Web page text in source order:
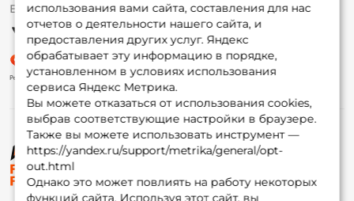
использования вами сайта, составления для нас
отчетов о деятельности нашего сайта, и
предоставления других услуг. Яндекс
обрабатывает эту информацию в порядке,
установленном в условиях использования
сервиса Яндекс Метрика.
Вы можете отказаться от использования cookies,
выбрав соответствующие настройки в браузере.
Также вы можете использовать инструмент —
https://yandex.ru/support/metrika/general/opt-
out.html
Однако это может повлиять на работу некоторых
функций сайта. Используя этот сайт, вы
© ФоксФишинг, 2009-2026
Партнерская программа
Ежедневно 10:00 до 20:00